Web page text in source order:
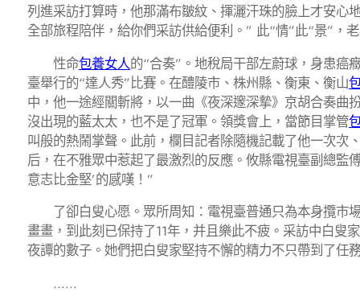
列進采訪打算時，他那滿布皺紋、揮灑汗珠的臉上才安心
全部旅程陪伴，給你們采訪供給便利。” 此“情”此“景”，
性命包養女人的“合奏”。地稅局干部左蔚球，身患癌
臺舉行的“達人秀”比賽。在醴陵市、株州縣、衡東、衡山
中，他一途經關斬將，以一曲《夜深邃深摯》京胡合奏
沒出現的藍太太，也不是了冠軍。領獎會上，當節目掌管
叫般的熱鬧掌聲。此前，欄目記者除隨機記載了他一次次
后，在不雅眾中惹起了最激烈的反應。攸縣電視臺副總監
意志比金堅’的感嘆！”
了卻白叟心愿。眾所周知：電視臺普通只為本身攬市
畫畫，到此刻已保持了11年，并且樂此不疲。采訪中白
夜譚的數子。她們把白叟家堅持不懈的精力不只帶到了任
……